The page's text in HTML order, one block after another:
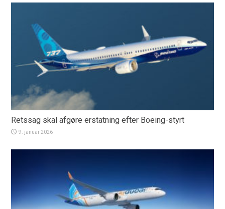
Retssag skal afgøre erstatning efter Boeing-styrt
9. januar 2026